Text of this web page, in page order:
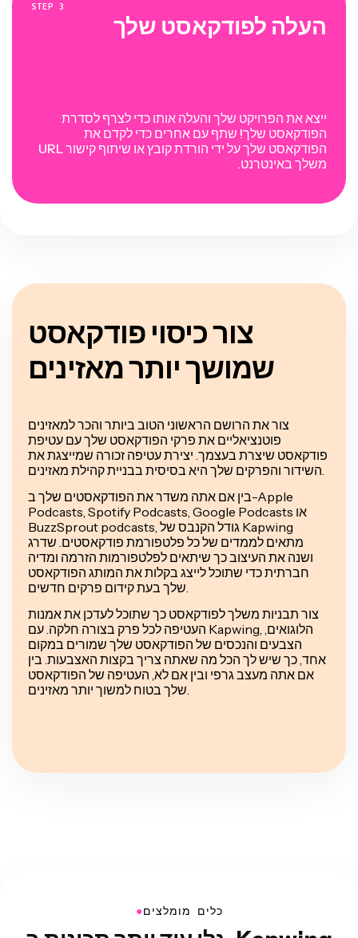
STEP 3
העלה לפודקאסט שלך
ייצא את הפרויקט שלך והעלה אותו כדי לצרף לסדרת
הפודקאסט שלך! שתף עם אחרים כדי לקדם את
הפודקאסט שלך על ידי הורדת קובץ או שיתוף קישור URL
משלך באינטרנט.
צור כיסוי פודקאסט
שמושך יותר מאזינים
צור את הרושם הראשוני הטוב ביותר והכר למאזינים
פוטנציאליים את פרקי הפודקאסט שלך עם עטיפת
פודקאסט שיצרת בעצמך. יצירת עטיפה זכורה שמייצגת את
בין אם אתה משדר את הפודקאסטים שלך ב-Apple
Podcasts, Spotify Podcasts, Google Podcasts או
BuzzSprout podcasts, גודל הקנבס של Kapwing
מתאים לממדים של כל פלטפורמת פודקאסטים. שדרג
ושנה את העיצוב כך שיתאים לפלטפורמות הזרמה ומדיה
חברתית כדי שתוכל לייצג בקלות את המותג הפודקאסט
צור תבניות משלך לפודקאסט כך שתוכל לעדכן את אמנות
העטיפה לכל פרק בצורה חלקה. עם Kapwing, הלוגואים,
הצבעים והנכסים של הפודקאסט שלך שמורים במקום
אחד, כך שיש לך הכל מה שאתה צריך בקצות האצבעות. בין
אם אתה מעצב גרפי ובין אם לא, העטיפה של הפודקאסט
●כלים מומלצים